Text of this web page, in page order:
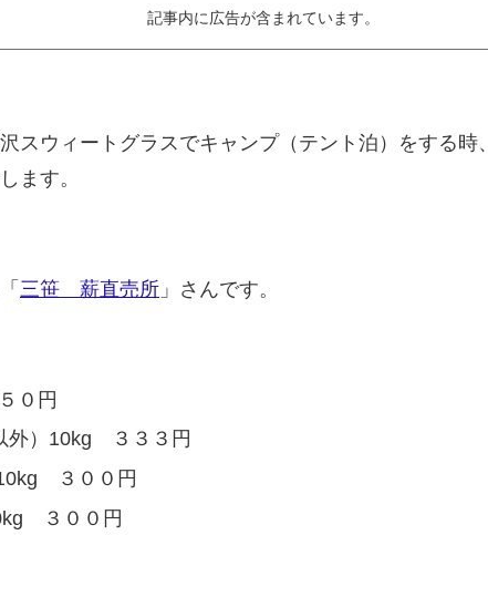
記事内に広告が含まれています。
スウィートグラスでキャンプ（テント泊）をする時
ます。
三笹 薪直売所 」さんです。
０円
外）10kg ３３３円
３００円
３００円